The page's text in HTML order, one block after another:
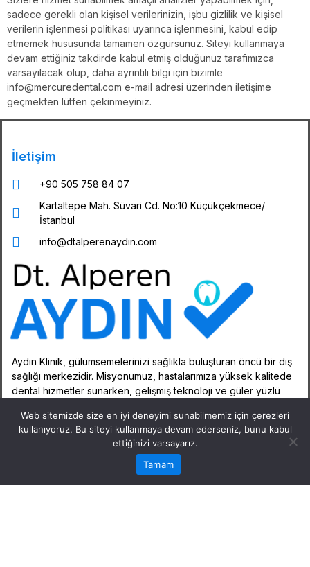
sadece gerekli olan kişisel verilerinizin, işbu gizlilik ve kişisel
verilerin işlenmesi politikası uyarınca işlenmesini, kabul edip
etmemek hususunda tamamen özgürsünüz. Siteyi kullanmaya
devam ettiğiniz takdirde kabul etmiş olduğunuz tarafımızca
varsayılacak olup, daha ayrıntılı bilgi için bizimle
info@mercuredental.com e-mail adresi üzerinden iletişime
geçmekten lütfen çekinmeyiniz.
Aydın Klinik, gülümsemelerinizi sağlıkla buluşturan öncü bir diş
sağlığı merkezidir. Misyonumuz, hastalarımıza yüksek kalitede
dental hizmetler sunarken, gelişmiş teknoloji ve güler yüzlü
sağlamaktır.
İletişim
+90 505 758 84 07
Kartaltepe Mah. Süvari Cd. No:10 Küçükçekmece/
İstanbul
info@dtalperenaydin.com
Web sitemizde size en iyi deneyimi sunabilmemiz için çerezleri
kullanıyoruz. Bu siteyi kullanmaya devam ederseniz, bunu kabul
ettiğinizi varsayarız.
Tamam